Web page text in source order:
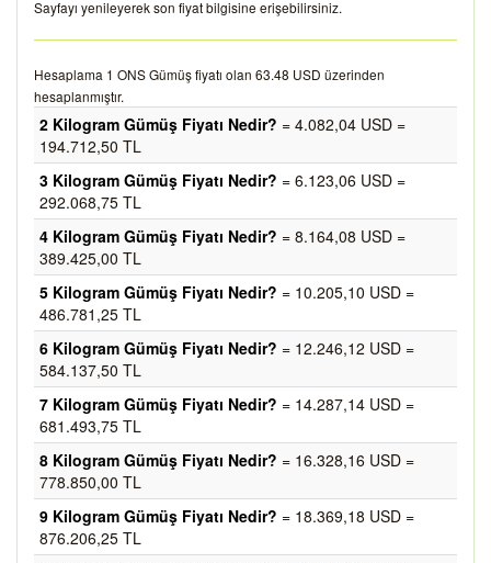
Sayfayı yenileyerek son fiyat bilgisine erişebilirsiniz.
Hesaplama 1 ONS Gümüş fiyatı olan 63.48 USD üzerinden
hesaplanmıştır.
2 Kilogram Gümüş Fiyatı Nedir? = 4.082,04 USD =
194.712,50 TL
3 Kilogram Gümüş Fiyatı Nedir? = 6.123,06 USD =
292.068,75 TL
4 Kilogram Gümüş Fiyatı Nedir? = 8.164,08 USD =
389.425,00 TL
5 Kilogram Gümüş Fiyatı Nedir? = 10.205,10 USD =
486.781,25 TL
6 Kilogram Gümüş Fiyatı Nedir? = 12.246,12 USD =
584.137,50 TL
7 Kilogram Gümüş Fiyatı Nedir? = 14.287,14 USD =
681.493,75 TL
8 Kilogram Gümüş Fiyatı Nedir? = 16.328,16 USD =
778.850,00 TL
9 Kilogram Gümüş Fiyatı Nedir? = 18.369,18 USD =
876.206,25 TL